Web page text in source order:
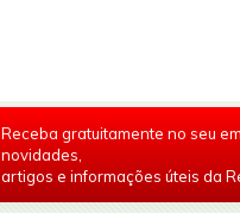
Receba gratuitamente no seu
novidades,
artigos e informações úteis da